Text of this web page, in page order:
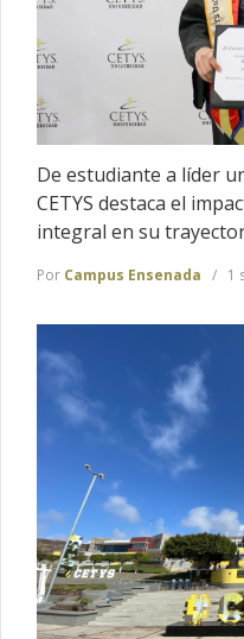
De estudiante a líder
CETYS destaca el
integral en su
Por Campus Ensenada 1